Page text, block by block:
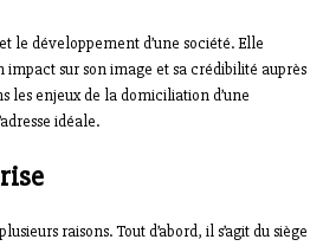
le développement d’une société. Elle
sur son image et sa crédibilité auprès
les enjeux de la domiciliation d’une
idéale.
raisons. Tout d’abord, il s’agit du siège